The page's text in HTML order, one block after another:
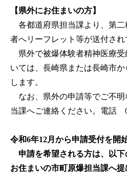
【県外にお住まいの方】
各都道府県担当課より、第二
者へリーフレット等が送付され
県外で被爆体験者精神医療受
いては、長崎県または長崎市
します。
なお、県外の申請等でご不明
当課へご連絡ください。電話
令和6年12月から申請受付を開
申請を希望される方は、以下
お住まいの市町原爆担当課へ提